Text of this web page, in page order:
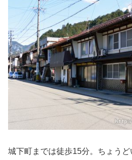
城下町までは徒歩15分。ちょう